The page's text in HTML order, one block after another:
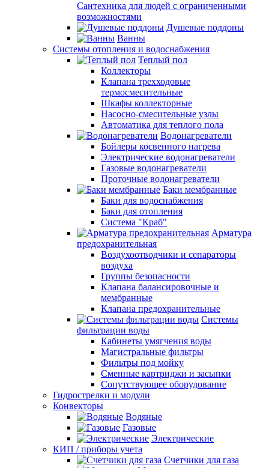
Сантехника для людей с ограниченными
возможностями
Душевые поддоны
Ванны
Системы отопления и водоснабжения
Теплый пол
Коллекторы
Клапана трехходовые
термосмесительные
Шкафы коллекторные
Насосно-смесительные узлы
Автоматика для теплого пола
Водонагреватели
Бойлеры косвенного нагрева
Электрические водонагреватели
Газовые водонагреватели
Проточные водонагреватели
Баки мембранные
Баки для водоснабжения
Баки для отопления
Система "Краб"
Арматура
предохранительная
Воздухоотводчики и сепараторы
воздуха
Группы безопасности
Клапана балансировочные и
мембранные
Клапана предохранительные
Системы
фильтрации воды
Кабинеты умягчения воды
Магистральные фильтры
Фильтры под мойку
Сменные картриджи и засыпки
Сопутствующее оборудование
Гидрострелки и модули
Конвекторы
Водяные
Газовые
Электрические
КИП / приборы учета
Счетчики для газа